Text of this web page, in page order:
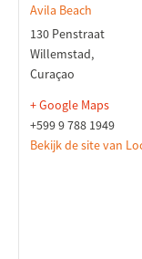
Avila Beach
130 Penstraat
Willemstad,
Curaçao
+ Google Maps
+599 9 788 1949
Bekijk de site van